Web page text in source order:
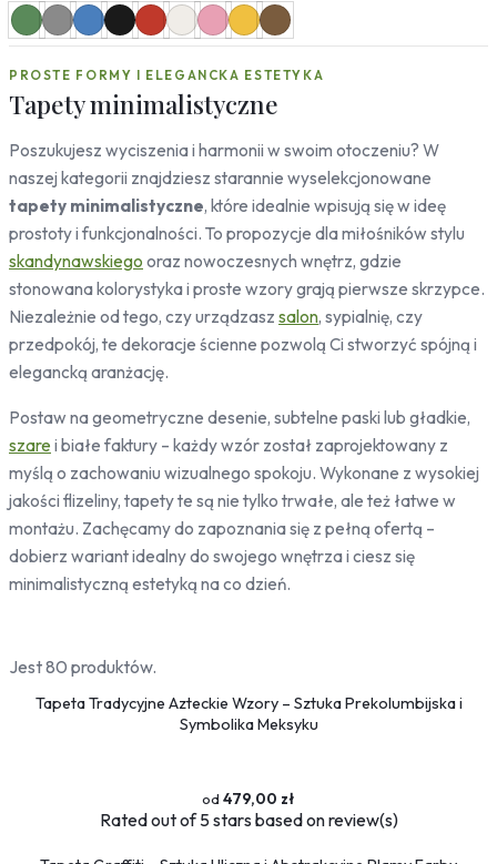
Geometryczne
Zwierzęta
Leśne
Motyle
Koty
Konie
Pandy
Ptaki
Ornamenty
Mozaika
Desenie
Kropki
Sport
PROSTE FORMY I ELEGANCKA ESTETYKA
Tapety minimalistyczne
Poszukujesz wyciszenia i harmonii w swoim otoczeniu? W
naszej kategorii znajdziesz starannie wyselekcjonowane
tapety minimalistyczne, które idealnie wpisują się w ideę
prostoty i funkcjonalności. To propozycje dla miłośników stylu
skandynawskiego oraz nowoczesnych wnętrz, gdzie
stonowana kolorystyka i proste wzory grają pierwsze skrzypce.
Niezależnie od tego, czy urządzasz salon, sypialnię, czy
przedpokój, te dekoracje ścienne pozwolą Ci stworzyć spójną i
elegancką aranżację.
Postaw na geometryczne desenie, subtelne paski lub gładkie,
szare i białe faktury – każdy wzór został zaprojektowany z
myślą o zachowaniu wizualnego spokoju. Wykonane z wysokiej
jakości flizeliny, tapety te są nie tylko trwałe, ale też łatwe w
montażu. Zachęcamy do zapoznania się z pełną ofertą –
dobierz wariant idealny do swojego wnętrza i ciesz się
minimalistyczną estetyką na co dzień.
Jest 80 produktów.
Tapeta Tradycyjne Azteckie Wzory – Sztuka Prekolumbijska i
Symbolika Meksyku
479,00 zł
Ratedout of 5 stars based onreview(s)